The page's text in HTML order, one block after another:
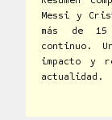
Messi y
más de
continuo.
impacto y
actualidad.